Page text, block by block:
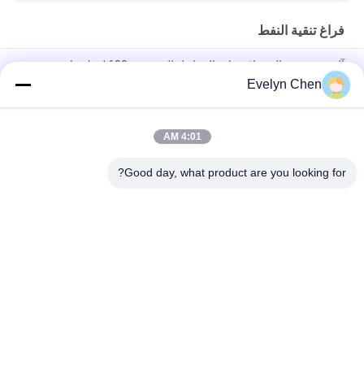
فراغ تنقية النفط
آلة تنقية زيت المحولات ذات المراحل المزدوجة 600 لتر / ساعة
لتر / ساعة
ABB العزل النفط آلة الجفاف لمحطة فرعية المحول ، غطاء والدليل
Evelyn Chen
4:01 AM
Good day, what product are you looking for?